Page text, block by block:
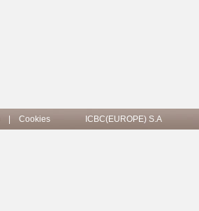
Cookies ICBC(EUROPE) S.A